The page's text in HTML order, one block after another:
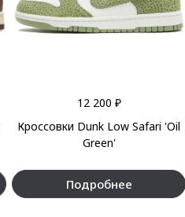
12 200 ₽
Кроссовки Dunk Low Safari 'Oil
Green'
Подробнее